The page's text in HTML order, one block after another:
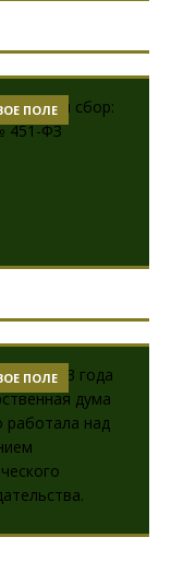
ПОЛЕ
ПОЛЕ